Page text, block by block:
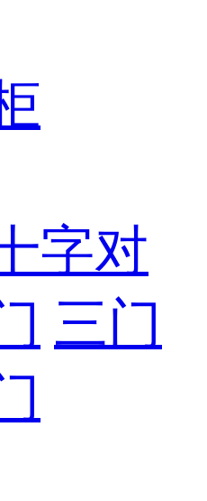
字对
三门